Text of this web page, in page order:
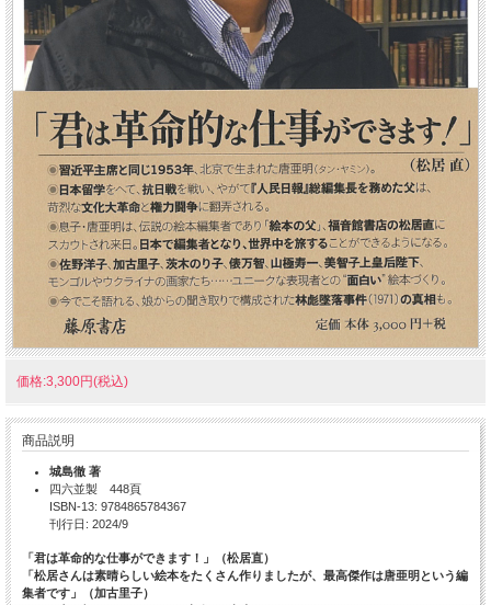
価格:3,300円(税込)
商品説明
城島徹 著
四六並製 448頁
ISBN-13: 9784865784367
刊行日: 2024/9
「君は革命的な仕事ができます！」（松居直）
「松居さんは素晴らしい絵本をたくさん作りましたが、最高傑作は唐亜明という編
集者です」（加古里子）